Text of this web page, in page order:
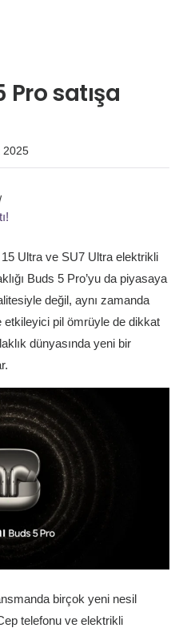
satışa
2025
Ultra ve SU7 Ultra elektrikli
Buds 5 Pro’yu da piyasaya
değil, aynı zamanda
pil ömrüyle de dikkat
dünyasında yeni bir
birçok yeni nesil
telefonu ve elektrikli